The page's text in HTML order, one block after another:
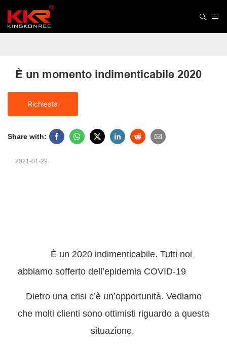
È un momento indimenticabile 2020
Richiesta
Share with:
2021-01-29
È un 2020 indimenticabile. Tutti noi
abbiamo sofferto dell’epidemia COVID-19
Dietro una crisi c’è un’opportunità. Vediamo
che molti clienti sono ottimisti riguardo a questa
situazione,